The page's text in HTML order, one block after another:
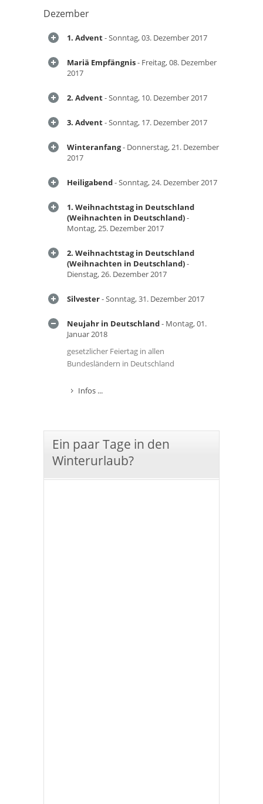
Dezember
1. Advent- Sonntag, 03. Dezember 2017
Mariä Empfängnis- Freitag, 08. Dezember
2017
2. Advent- Sonntag, 10. Dezember 2017
3. Advent- Sonntag, 17. Dezember 2017
Winteranfang- Donnerstag, 21. Dezember
2017
Heiligabend- Sonntag, 24. Dezember 2017
1. Weihnachtstag in Deutschland
(Weihnachten in Deutschland)-
Montag, 25. Dezember 2017
2. Weihnachtstag in Deutschland
(Weihnachten in Deutschland)-
Dienstag, 26. Dezember 2017
Silvester- Sonntag, 31. Dezember 2017
Neujahr in Deutschland- Montag, 01.
Januar 2018
gesetzlicher Feiertag in allen
Bundesländern in Deutschland
Infos ...
Ein paar Tage in den
Winterurlaub?